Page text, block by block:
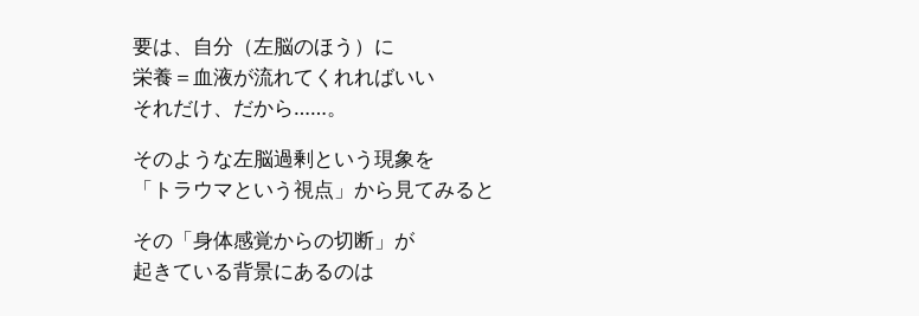
要は、自分（左脳のほう）に
栄養＝血液が流れてくれればいい
それだけ、だから……。
そのような左脳過剰という現象を
「トラウマという視点」から見てみると
その「身体感覚からの切断」が
起きている背景にあるのは